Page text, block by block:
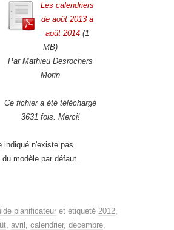
Les calendriers
de août 2013 à
août 2014(1
MB)
Par Mathieu Desrochers
Morin
Ce fichier a été téléchargé
3631 fois. Merci!
indiqué n'existe pas.
du modèle par défaut.
planificateur et étiqueté 2012
avril calendrier, décembre